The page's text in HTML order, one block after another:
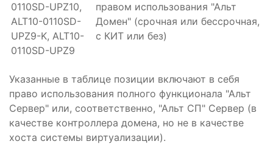
0110SD-UPZ10,
ALT10-0110SD-
UPZ9-K, ALT10-
0110SD-UPZ9
правом использования "Альт
Домен" (срочная или бессрочная,
с КИТ или без)
Указанные в таблице позиции включают в себя
право использования полного функционала "Альт
Сервер" или, соответственно, "Альт СП" Сервер (в
качестве контроллера домена, но не в качестве
хоста системы виртуализации).